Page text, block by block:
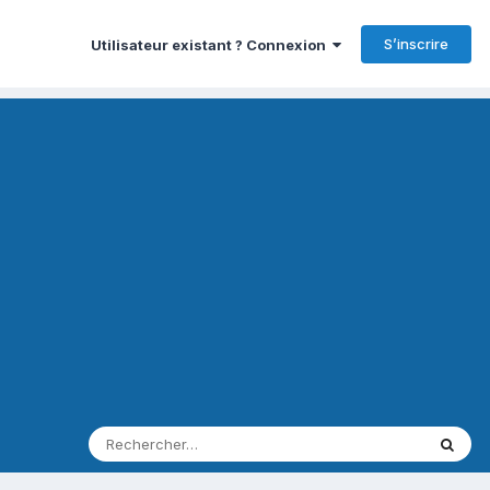
Utilisateur existant ? Connexion S’inscrire